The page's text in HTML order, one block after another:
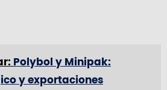
Polybol y Minipak:
y exportaciones